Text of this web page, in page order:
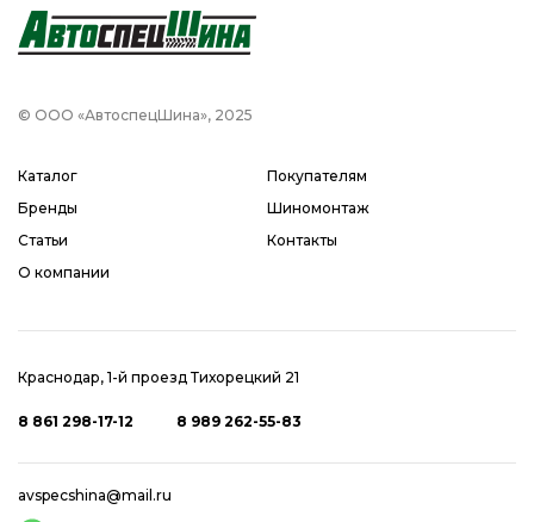
© ООО «АвтоспецШина», 2025
Каталог
Бренды
Статьи
О компании
Покупателям
Шиномонтаж
Контакты
Краснодар, 1-й проезд Тихорецкий 21
8 861 298-17-12 8 989 262-55-83
avspecshina@mail.ru